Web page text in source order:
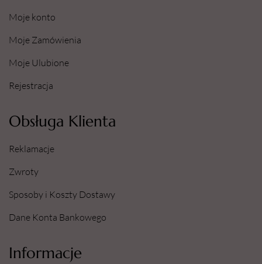
Moje konto
Moje Zamówienia
Moje Ulubione
Rejestracja
Obsługa Klienta
Reklamacje
Zwroty
Sposoby i Koszty Dostawy
Dane Konta Bankowego
Informacje